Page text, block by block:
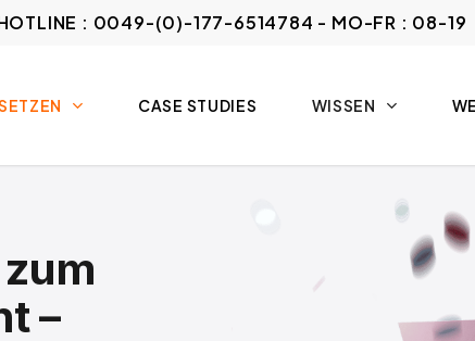
: 0049-(0)-177-6514784 - MO-FR : 08-19
CASE STUDIES WISSEN
–